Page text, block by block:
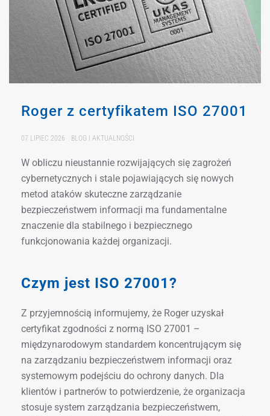
Roger z certyfikatem ISO 27001
07 LIPIEC 2026 BLOG I AKTUALNOŚCI
W obliczu nieustannie rozwijających się zagrożeń
cybernetycznych i stale pojawiających się nowych
metod ataków skuteczne zarządzanie
bezpieczeństwem informacji ma fundamentalne
znaczenie dla stabilnego i bezpiecznego
funkcjonowania każdej organizacji.
Czym jest ISO 27001?
Z przyjemnością informujemy, że Roger uzyskał
certyfikat zgodności z normą ISO 27001 –
międzynarodowym standardem koncentrującym się
na zarządzaniu bezpieczeństwem informacji oraz
systemowym podejściu do ochrony danych. Dla
klientów i partnerów to potwierdzenie, że organizacja
stosuje system zarządzania bezpieczeństwem,